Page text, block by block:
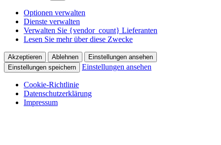
Optionen verwalten
Dienste verwalten
Verwalten Sie {vendor_count} Lieferanten
Lesen Sie mehr über diese Zwecke
Akzeptieren Ablehnen
Einstellungen ansehen
Einstellungen speichern
Einstellungen ansehen
Cookie-Richtlinie
Datenschutzerklärung
Impressum